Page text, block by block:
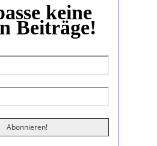
keine
Beiträge!